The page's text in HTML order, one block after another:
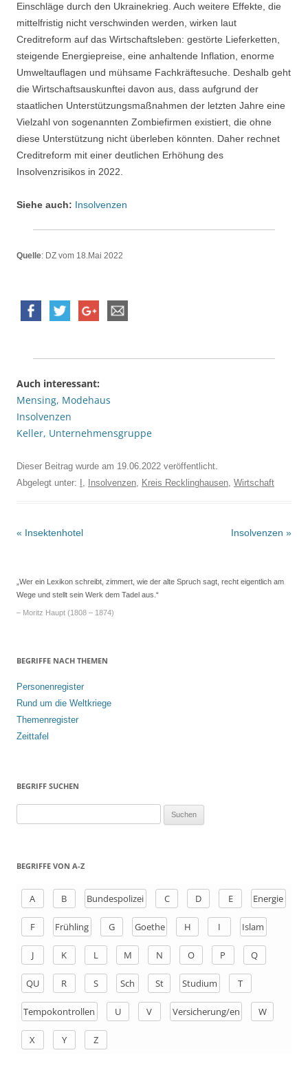
Einschläge durch den Ukrainekrieg. Auch weitere Effekte, die
mittelfristig nicht verschwinden werden, wirken laut
Creditreform auf das Wirtschaftsleben: gestörte Lieferketten,
steigende Energiepreise, eine anhaltende Inflation, enorme
Umweltauflagen und mühsame Fachkräftesuche. Deshalb geht
die Wirtschaftsauskunftei davon aus, dass aufgrund der
staatlichen Unterstützungsmaßnahmen der letzten Jahre eine
Vielzahl von sogenannten Zombiefirmen existiert, die ohne
diese Unterstützung nicht überleben könnten. Daher rechnet
Creditreform mit einer deutlichen Erhöhung des
Insolvenzrisikos in 2022.
Siehe auch: Insolvenzen
Quelle: DZ vom 18.Mai 2022
Auch interessant:
Mensing, Modehaus
Insolvenzen
Keller, Unternehmensgruppe
Dieser Beitrag wurde am 19.06.2022 veröffentlicht.
Abgelegt unter:
, Insolvenzen, Kreis Recklinghausen, Wirtschaft
Beitrags-
« Insektenhotel Insolvenzen »
„Wer ein Lexikon schreibt, zimmert, wie der alte Spruch sagt, recht eigentlich am
Wege und stellt sein Werk dem Tadel aus.“
– Moritz Haupt (1808 – 1874)
BEGRIFFE NACH THEMEN
Personenregister
Rund um die Weltkriege
Themenregister
Zeittafel
BEGRIFF SUCHEN
h
BEGRIFFE VON A-Z
A B Bundespolizei C D E Energie
F Frühling G Goethe H I Islam
J K L M N O P Q
QU R S Sch St Studium T
Tempokontrollen U V Versicherung/en W
X Y Z